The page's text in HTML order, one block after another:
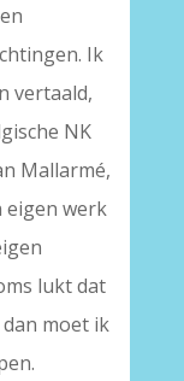
Ik
vertaald,
NK
Mallarmé,
eigen werk
lukt dat
moet ik